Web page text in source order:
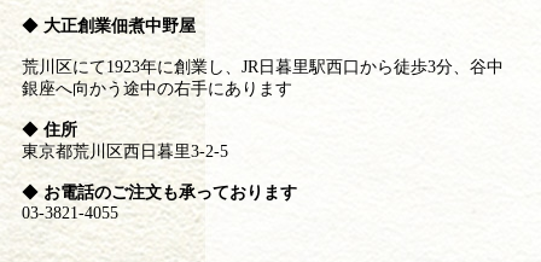
◆ 大正創業佃煮中野屋
荒川区にて1923年に創業し、JR日暮里駅西口から徒歩3分、谷中
銀座へ向かう途中の右手にあります
◆ 住所
東京都荒川区西日暮里3-2-5
◆ お電話のご注文も承っております
03-3821-4055